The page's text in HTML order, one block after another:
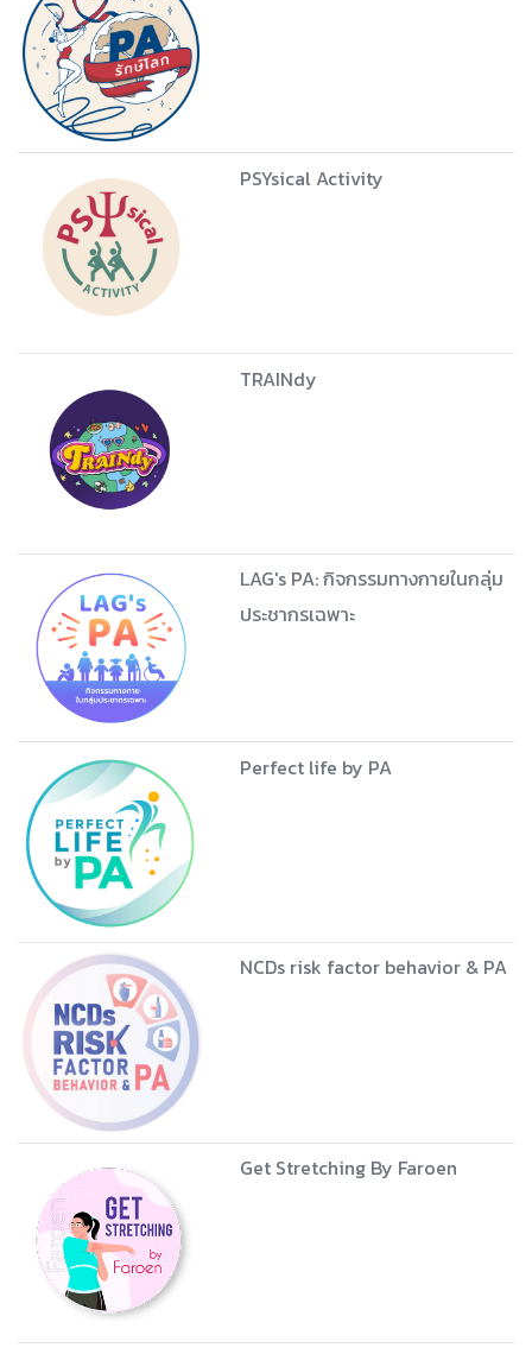
PSYsical Activity
TRAINdy
LAG's PA: กิจกรรมทางกายในกลุ่ม
ประชากรเฉพาะ
Perfect life by PA
NCDs risk factor behavior & PA
Get Stretching By Faroen